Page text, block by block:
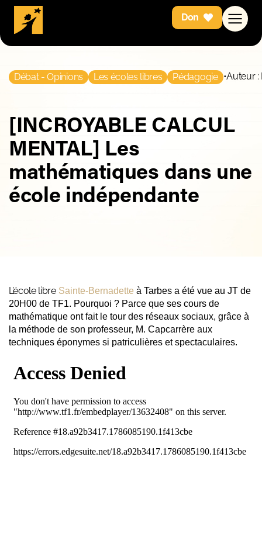
Don
Débat - Opinions Les écoles libres Pédagogie •Auteur :
[INCROYABLE CALCUL
MENTAL] Les
mathématiques dans une
école indépendante
L’école libre Sainte-Bernadette à Tarbes a été vue au JT de
20H00 de TF1. Pourquoi ? Parce que ses cours de
mathématique ont fait le tour des réseaux sociaux, grâce à
la méthode de son professeur, M. Capcarrère aux
techniques éponymes si patriculières et spectaculaires.